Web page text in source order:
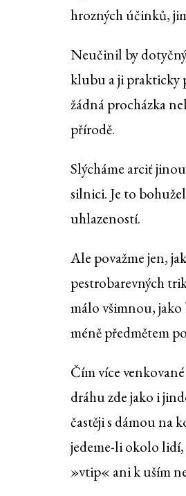
hrozných účinků,
Neučinil by
klubu a ji prakticky
žádná procházka
přírodě.
Slýcháme arciť
silnici. Je to
uhlazeností.
Ale považme jen,
pestrobarevných
málo všimnou, jako
méně předmětem
Čím více
dráhu zde jako i
častěji s dámou na
jedeme-li okolo
»vtip« ani k uším